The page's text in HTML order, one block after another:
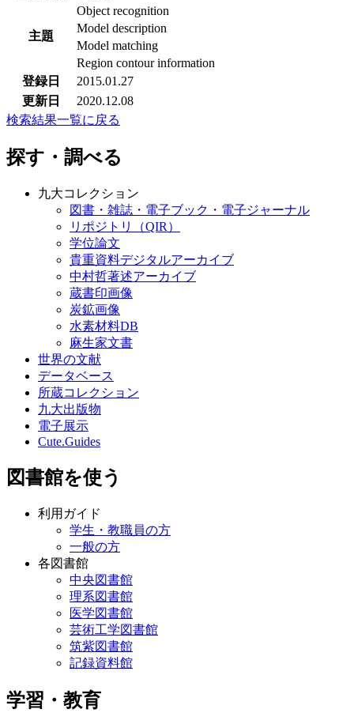
主題
Object recognition
Model description
Model matching
Region contour information
登録日
2015.01.27
更新日
2020.12.08
検索結果一覧に戻る
探す・調べる
九大コレクション
図書・雑誌・電子ブック・電子ジャーナル
リポジトリ（QIR）
学位論文
貴重資料デジタルアーカイブ
中村哲著述アーカイブ
蔵書印画像
炭鉱画像
水素材料DB
麻生家文書
世界の文献
データベース
所蔵コレクション
九大出版物
電子展示
Cute.Guides
図書館を使う
利用ガイド
学生・教職員の方
一般の方
各図書館
中央図書館
理系図書館
医学図書館
芸術工学図書館
筑紫図書館
記録資料館
学習・教育